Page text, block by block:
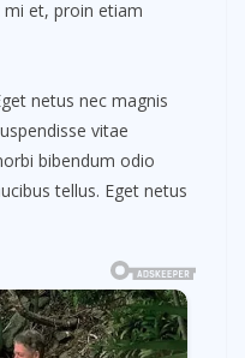
mi et, proin etiam
netus nec magnis
vitae
bibendum odio
tellus. Eget netus